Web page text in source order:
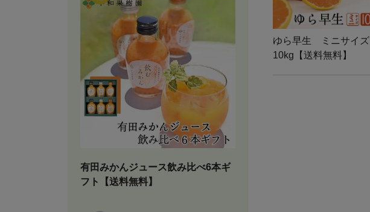
有田みかんジュース飲み比べ6本ギ
フト【送料無料】
ゆら早生 ミニサイズ
10kg【送料無料】